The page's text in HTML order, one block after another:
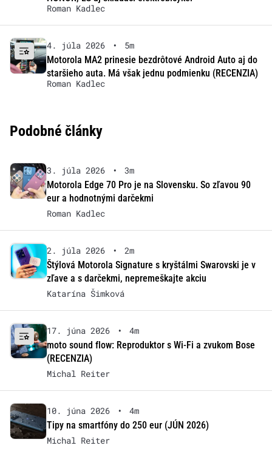
Roman Kadlec
4. júla 2026 •
5m
Motorola MA2 prinesie bezdrôtové Android Auto aj do
staršieho auta. Má však jednu podmienku (RECENZIA)
Roman Kadlec
Podobné články
3. júla 2026 •
3m
Motorola Edge 70 Pro je na Slovensku. So zľavou 90
eur a hodnotnými darčekmi
Roman Kadlec
2. júla 2026 •
2m
Štýlová Motorola Signature s kryštálmi Swarovski je v
zľave a s darčekmi, nepremeškajte akciu
Katarína Šimková
17. júna 2026 •
4m
moto sound flow: Reproduktor s Wi-Fi a zvukom Bose
(RECENZIA)
Michal Reiter
10. júna 2026 •
4m
Tipy na smartfóny do 250 eur (JÚN 2026)
Michal Reiter